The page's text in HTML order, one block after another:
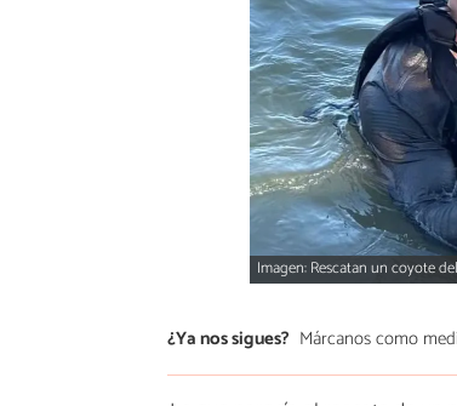
Imagen: Rescatan un coyote
¿Ya nos sigues? Márcanos como